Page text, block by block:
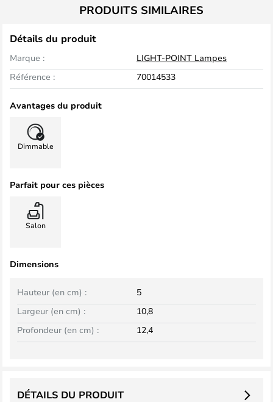
PRODUITS SIMILAIRES
Détails du produit
Marque :
LIGHT-POINT Lampes
Référence :
70014533
Avantages du produit
Dimmable
Parfait pour ces pièces
Salon
Dimensions
Largeur (en cm) : 10,8
Hauteur (en cm) : 5
Profondeur (en cm) : 12,4
DÉTAILS DU PRODUIT